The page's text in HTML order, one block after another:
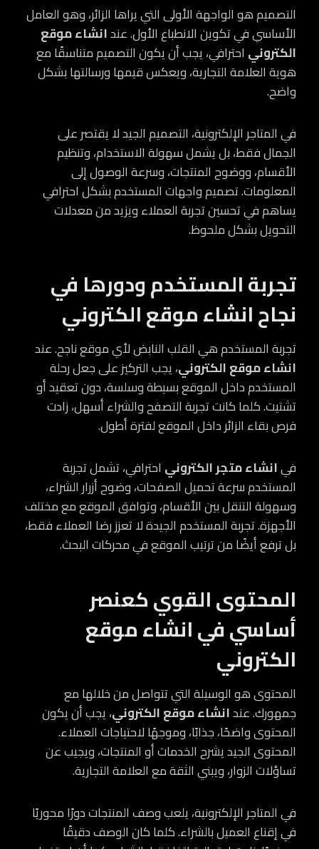
التصميم هو الواجهة الأولى التي يراها الزائر، وهو العامل
الأساسي في تكوين الانطباع الأول. عندانشاء موقع
الكتروني احترافي، يجب أن يكون التصميم متناسقًا مع
هوية العلامة التجارية، ويعكس قيمها ورسالتها بشكل
واضح.
في المتاجر الإلكترونية، التصميم الجيد لا يقتصر على
الجمال فقط، بل يشمل سهولة الاستخدام، وتنظيم
الأقسام، ووضوح المنتجات، وسرعة الوصول إلى
المعلومات. تصميم واجهات المستخدم بشكل احترافي
يساهم في تحسين تجربة العملاء ويزيد من معدلات
التحويل بشكل ملحوظ.
تجربة المستخدم ودورها في
نجاح انشاء موقع الكتروني
تجربة المستخدم هي القلب النابض لأي موقع ناجح. عند
انشاء موقع الكتروني، يجب التركيز على جعل رحلة
المستخدم داخل الموقع بسيطة وسلسة، دون تعقيد أو
تشتيت. كلما كانت تجربة التصفح والشراء أسهل، زادت
فرص بقاء الزائر داخل الموقع لفترة أطول.
فيانشاء متجر الكتروني احترافي، تشمل تجربة
المستخدم سرعة تحميل الصفحات، وضوح أزرار الشراء،
وسهولة التنقل بين الأقسام، وتوافق الموقع مع مختلف
الأجهزة. تجربة المستخدم الجيدة لا تعزز رضا العملاء فقط،
بل ترفع أيضًا من ترتيب الموقع في محركات البحث.
المحتوى القوي كعنصر
أساسي في انشاء موقع
الكتروني
المحتوى هو الوسيلة التي تتواصل من خلالها مع
جمهورك. عندانشاء موقع الكتروني، يجب أن يكون
المحتوى واضحًا، جذابًا، وموجهًا لاحتياجات العملاء.
المحتوى الجيد يشرح الخدمات أو المنتجات، ويجيب عن
تساؤلات الزوار، ويبني الثقة مع العلامة التجارية.
في المتاجر الإلكترونية، يلعب وصف المنتجات دورًا محوريًا
في إقناع العميل بالشراء. كلما كان الوصف دقيقًا